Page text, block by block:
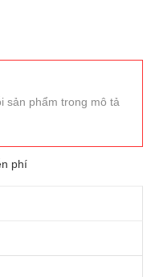
sản phẩm trong mô tả
phí